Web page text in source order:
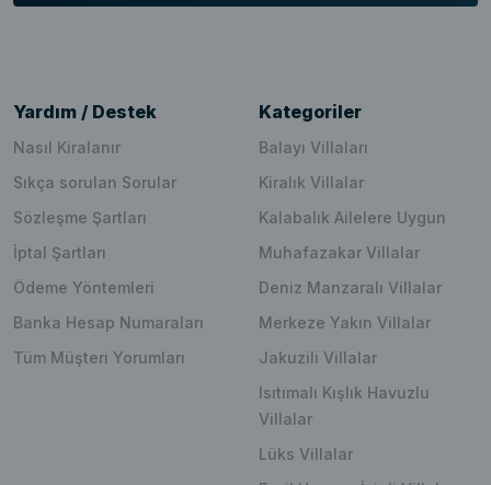
Yardım / Destek
Nasıl Kiralanır
Sıkça sorulan Sorular
Sözleşme Şartları
İptal Şartları
Ödeme Yöntemleri
Banka Hesap Numaraları
Tüm Müşteri Yorumları
Kategoriler
Balayı Villaları
Kiralık Villalar
Kalabalık Ailelere Uygun
Muhafazakar Villalar
Deniz Manzaralı Villalar
Merkeze Yakın Villalar
Jakuzili Villalar
Isıtımalı Kışlık Havuzlu
Villalar
Lüks Villalar